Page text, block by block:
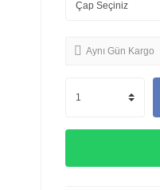
Aynı Gün Kargo